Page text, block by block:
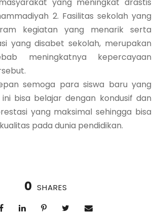
2. Fasilitas sekolah yang
kegiatan yang menarik serta
yang disabet sekolah, merupakan
meningkatnya kepercayaan
semoga para siswa baru yang
bisa belajar dengan kondusif dan
yang maksimal sehingga bisa
pada dunia pendidikan.
0 SHARES